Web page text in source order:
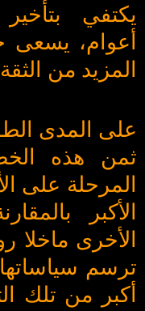
يكتفي
أعوام، يسعى
المزيد من
على المدى
ثمن هذه
المرحلة على
الأكبر
الأخرى ماخلا
ترسم
أكبر من تلك